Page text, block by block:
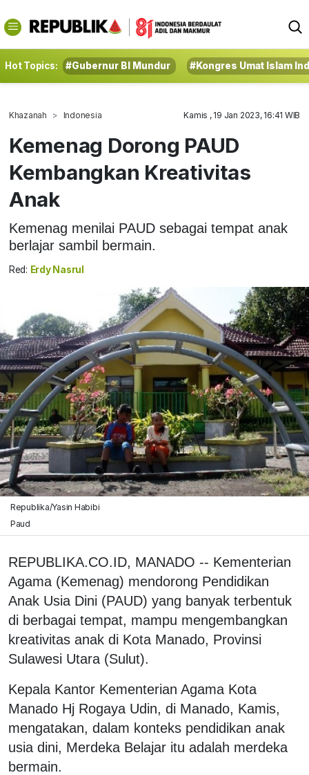
Hot Topics: #Gubernur BI Mundur #Kongres Umat Islam
Khazanah Indonesia Kamis , 19 Jan 2023, 16:41 WIB
Kemenag Dorong PAUD
Kembangkan Kreativitas
Anak
Kemenag menilai PAUD sebagai tempat anak
berlajar sambil bermain.
Red: Erdy Nasrul
Republika/Yasin Habibi
Paud
REPUBLIKA.CO.ID, MANADO -- Kementerian
Agama (Kemenag) mendorong Pendidikan
Anak Usia Dini (PAUD) yang banyak terbentuk
di berbagai tempat, mampu mengembangkan
kreativitas anak di Kota Manado, Provinsi
Sulawesi Utara (Sulut).
Kepala Kantor Kementerian Agama Kota
Manado Hj Rogaya Udin, di Manado, Kamis,
mengatakan, dalam konteks pendidikan anak
usia dini, Merdeka Belajar itu adalah merdeka
bermain.